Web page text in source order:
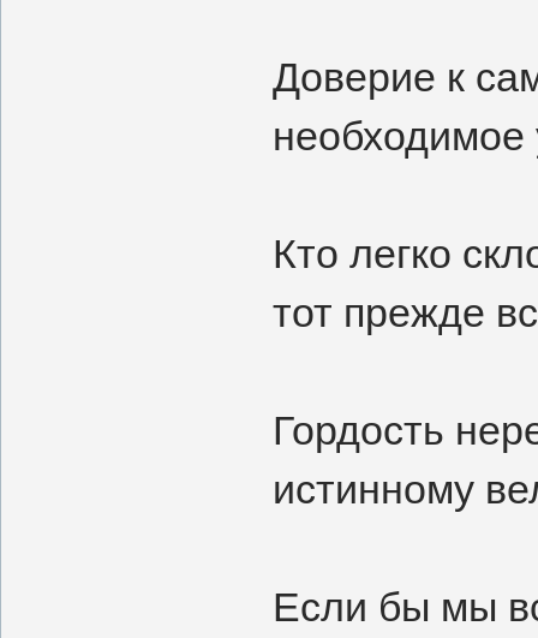
Доверие к
необходимое
Кто легко
тот прежде
Гордость
истинному
Если бы мы